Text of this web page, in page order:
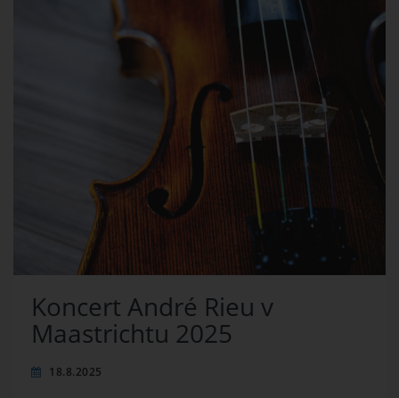
Koncert André Rieu v
Maastrichtu 2025
18.8.2025